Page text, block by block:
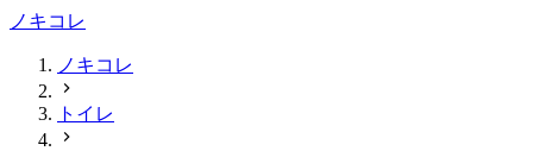
ノキコレ
ノキコレ
トイレ